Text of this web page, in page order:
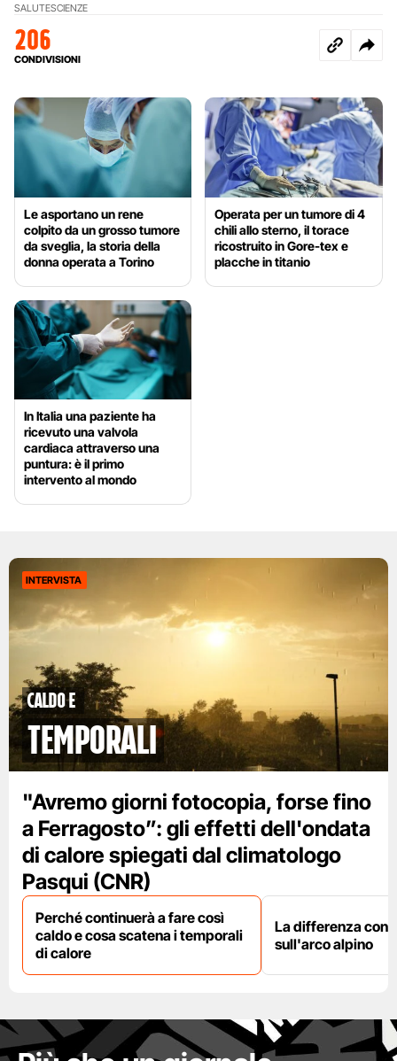
SALUTESCIENZE
206
CONDIVISIONI
Le asportano un rene
colpito da un grosso tumore
da sveglia, la storia della
donna operata a Torino
Operata per un tumore di 4
chili allo sterno, il torace
ricostruito in Gore-tex e
placche in titanio
In Italia una paziente ha
ricevuto una valvola
cardiaca attraverso una
puntura: è il primo
intervento al mondo
INTERVISTA
caldo e
temporali
"Avremo giorni fotocopia, forse fino
a Ferragosto”: gli effetti dell'ondata
di calore spiegati dal climatologo
Pasqui (CNR)
Perché continuerà a fare così
caldo e cosa scatena i temporali
di calore
La differenza con
sull'arco alpino